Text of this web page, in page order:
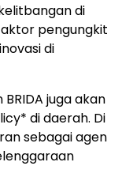
di
pengungkit
di
juga akan
di daerah. Di
sebagai agen